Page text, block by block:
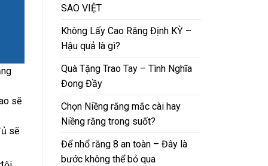
sẽ
sẽ
SAO VIỆT
Không Lấy Cao Răng Định KỲ –
Hậu quả là gì?
Quà Tặng Trao Tay – Tình Nghĩa
Đong Đầy
Chọn Niềng răng mắc cài hay
Niềng răng trong suốt?
Để nhổ răng 8 an toàn – Đây là
bước không thể bỏ qua